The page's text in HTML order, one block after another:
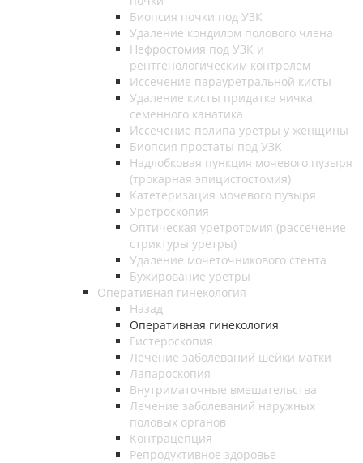
Биопсия почки под УЗК
Удаление кондилом полового члена
Нефростомия под УЗК и
рентгенологическим контролем
Иссечение парауретральной кисты
Удаление кисты придатка яичка,
семенного канатика
Иссечение полипа уретры у женщины
Биопсия простаты под УЗК
Надлобковая пункция мочевого пузыря
(трокарная эпицистостомия)
Катетеризация мочевого пузыря
Уретроскопия
Оптическая уретротомия (рассечение
стриктуры уретры)
Удаление мочеточникового стента
Бужирование уретры
Оперативная гинекология
Назад
Оперативная гинекология
Гистероскопия
Лечение заболеваний шейки матки
Лапароскопия
Внутриматочные вмешательства
Лечение заболеваний наружных
половых органов
Контрацепция
Репродуктивное здоровье